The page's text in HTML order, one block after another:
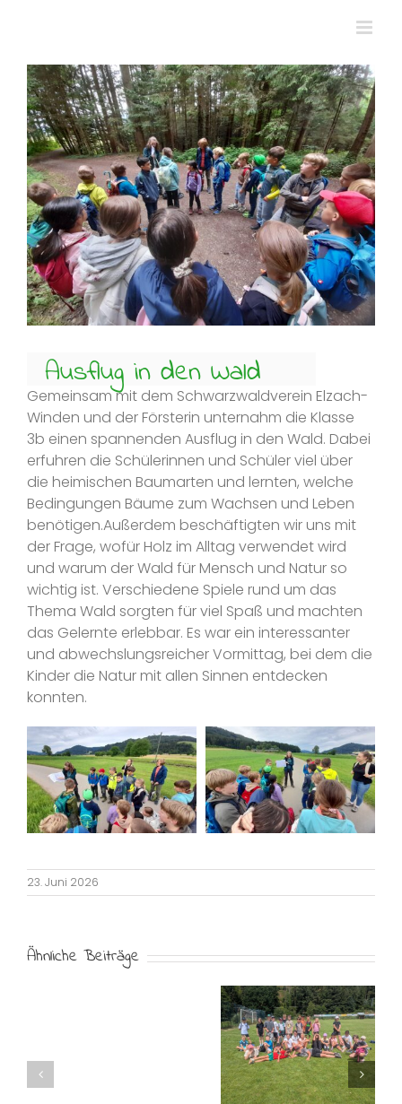
Zeige
grösseres
Bild
Ausflug in den Wald
Gemeinsam mit dem Schwarzwaldverein Elzach-
Winden und der Försterin unternahm die Klasse
3b einen spannenden Ausflug in den Wald. Dabei
erfuhren die Schülerinnen und Schüler viel über
die heimischen Baumarten und lernten, welche
Bedingungen Bäume zum Wachsen und Leben
benötigen.Außerdem beschäftigten wir uns mit
der Frage, wofür Holz im Alltag verwendet wird
und warum der Wald für Mensch und Natur so
wichtig ist. Verschiedene Spiele rund um das
Thema Wald sorgten für viel Spaß und machten
das Gelernte erlebbar. Es war ein interessanter
und abwechslungsreicher Vormittag, bei dem die
Kinder die Natur mit allen Sinnen entdecken
konnten.
23. Juni 2026
Ähnliche Beiträge